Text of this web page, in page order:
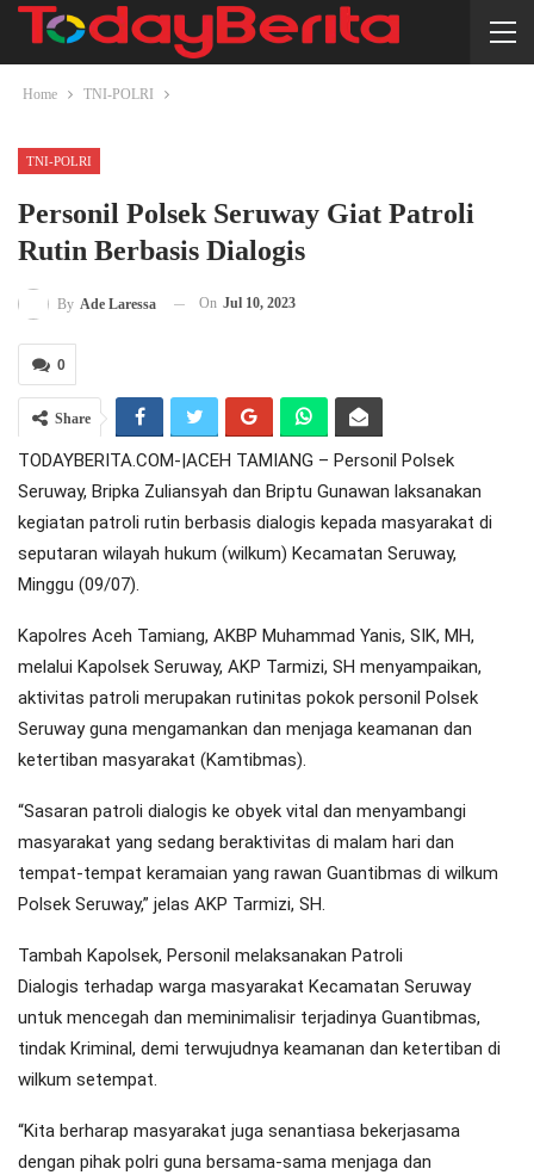
Home TNI-POLRI
TNI-POLRI
Personil Polsek Seruway Giat Patroli
Rutin Berbasis Dialogis
By Ade Laressa On Jul 10, 2023
0
Share
TODAYBERITA.COM-|ACEH TAMIANG – Personil Polsek
Seruway, Bripka Zuliansyah dan Briptu Gunawan laksanakan
kegiatan patroli rutin berbasis dialogis kepada masyarakat di
seputaran wilayah hukum (wilkum) Kecamatan Seruway,
Minggu (09/07).
Kapolres Aceh Tamiang, AKBP Muhammad Yanis, SIK, MH,
melalui Kapolsek Seruway, AKP Tarmizi, SH menyampaikan,
aktivitas patroli merupakan rutinitas pokok personil Polsek
Seruway guna mengamankan dan menjaga keamanan dan
ketertiban masyarakat (Kamtibmas).
“Sasaran patroli dialogis ke obyek vital dan menyambangi
masyarakat yang sedang beraktivitas di malam hari dan
tempat-tempat keramaian yang rawan Guantibmas di wilkum
Polsek Seruway,” jelas AKP Tarmizi, SH.
Tambah Kapolsek, Personil melaksanakan Patroli
Dialogis terhadap warga masyarakat Kecamatan Seruway
untuk mencegah dan meminimalisir terjadinya Guantibmas,
tindak Kriminal, demi terwujudnya keamanan dan ketertiban di
wilkum setempat.
“Kita berharap masyarakat juga senantiasa bekerjasama
dengan pihak polri guna bersama-sama menjaga dan